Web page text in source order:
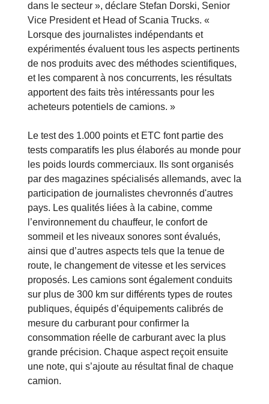
dans le secteur », déclare Stefan Dorski, Senior
Vice President et Head of Scania Trucks. «
Lorsque des journalistes indépendants et
expérimentés évaluent tous les aspects pertinents
de nos produits avec des méthodes scientifiques,
et les comparent à nos concurrents, les résultats
apportent des faits très intéressants pour les
acheteurs potentiels de camions. »
Le test des 1.000 points et ETC font partie des
tests comparatifs les plus élaborés au monde pour
les poids lourds commerciaux. Ils sont organisés
par des magazines spécialisés allemands, avec la
participation de journalistes chevronnés d'autres
pays. Les qualités liées à la cabine, comme
l’environnement du chauffeur, le confort de
sommeil et les niveaux sonores sont évalués,
ainsi que d’autres aspects tels que la tenue de
route, le changement de vitesse et les services
proposés. Les camions sont également conduits
sur plus de 300 km sur différents types de routes
publiques, équipés d’équipements calibrés de
mesure du carburant pour confirmer la
consommation réelle de carburant avec la plus
grande précision. Chaque aspect reçoit ensuite
une note, qui s’ajoute au résultat final de chaque
camion.